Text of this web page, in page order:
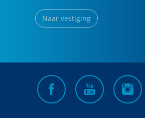
Naar vestiging